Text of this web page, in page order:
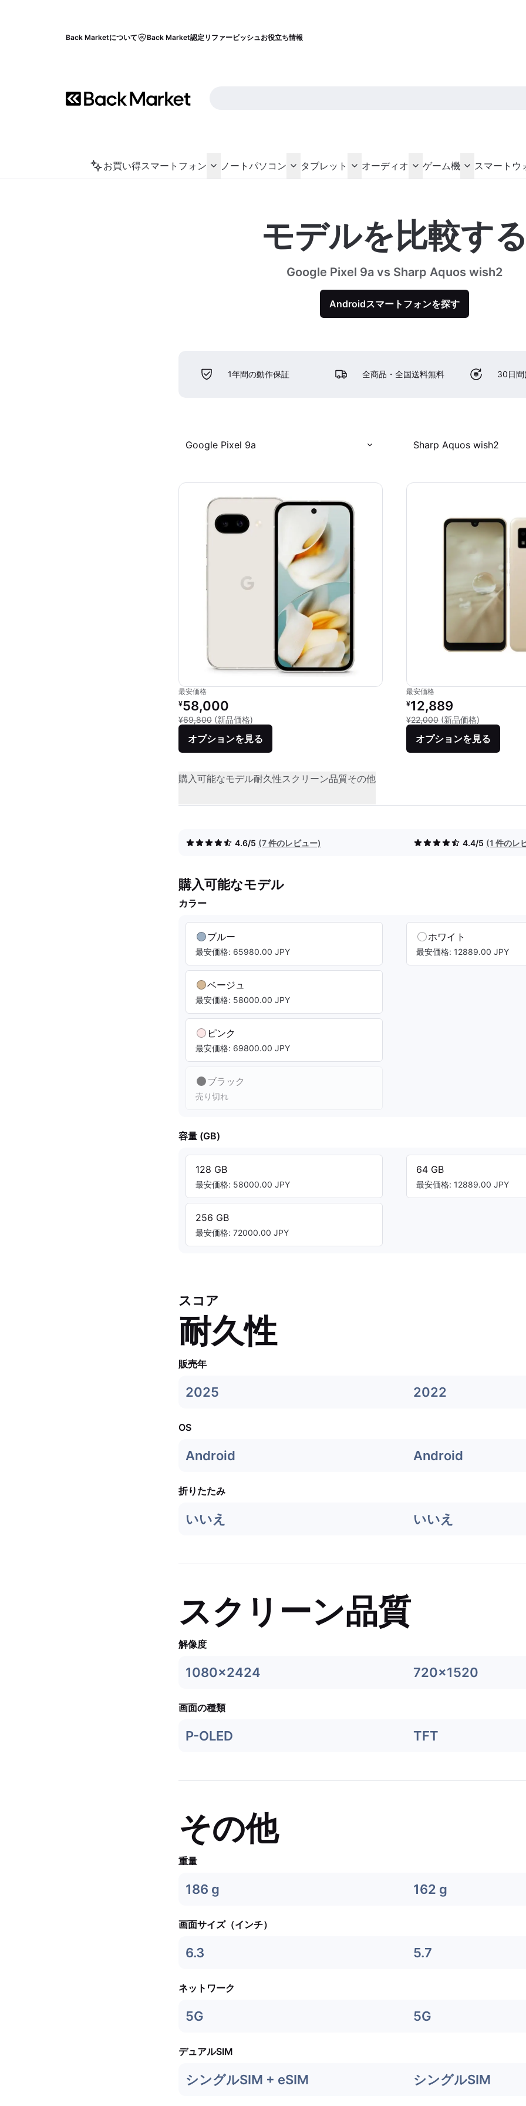
Back Marketについて Back Market認定リファービッシュお役立ち情報
お買い得スマートフォン ノートパソコン タブレット オーディオ ゲーム機 スマートウ
モデルを比較す
Google Pixel 9a vs Sharp Aquos wish2
Androidスマートフォンを探す
1年間の動作保証 全商品・全国送料無料 30日間
Google Pixel 9a Sharp Aquos wish2
最安価格
リファービッシュ品の価格：
¥58,000
¥69,800 (新品価格)
オプションを見る
最安価格
リファービッシュ品の価格：
¥12,889
¥22,000 (新品価格)
オプションを見る
購入可能なモデル耐久性スクリーン品質その他
4.6/5 (7 件のレビュー) 4.4/5 (1 件のレ
購入可能なモデル
カラー
ブルー
最安価格: 65980.00 JPY
ベージュ
最安価格: 58000.00 JPY
ピンク
最安価格: 69800.00 JPY
ブラック
売り切れ
ホワイト
最安価格: 12889.00 JPY
容量 (GB)
128 GB
最安価格: 58000.00 JPY
256 GB
最安価格: 72000.00 JPY
64 GB
最安価格: 12889.00 JPY
スコア
耐久性
販売年
2025 2022
OS
Android Android
折りたたみ
いいえ いいえ
スクリーン品質
解像度
1080x2424 720x1520
画面の種類
P-OLED TFT
その他
重量
186 g 162 g
画面サイズ（インチ）
6.3 5.7
ネットワーク
5G 5G
デュアルSIM
シングルSIM + eSIM シングルSIM